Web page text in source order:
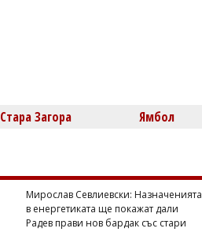
Стара Загора Ямбол
Мирослав Севлиевски: Назначенията
в енергетиката ще покажат дали
Радев прави нов бардак със стари